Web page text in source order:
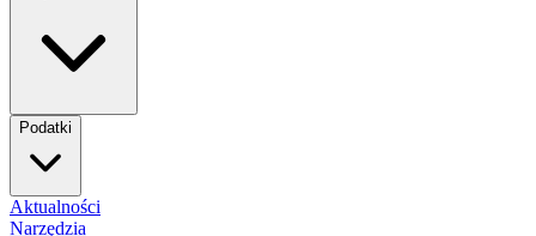
Podatki
Aktualności
Narzędzia